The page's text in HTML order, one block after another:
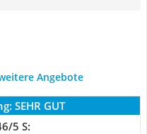
Angebote
SEHR GUT
5 S: